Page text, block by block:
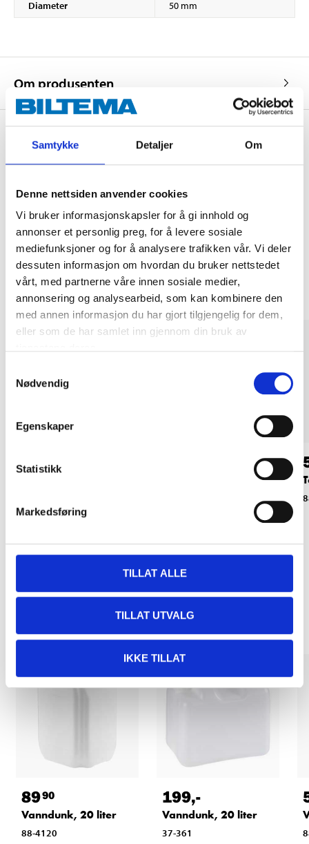
Samtykke Detaljer Om
Denne nettsiden anvender cookies
Vi bruker informasjonskapsler for å gi innhold og
annonser et personlig preg, for å levere sosiale
mediefunksjoner og for å analysere trafikken vår. Vi deler
dessuten informasjon om hvordan du bruker nettstedet
vårt, med partnerne våre innen sosiale medier,
annonsering og analysearbeid, som kan kombinere den
med annen informasjon du har gjort tilgjengelig for dem,
eller som de har samlet inn gjennom din bruk av
Nødvendig
Egenskaper
Statistikk
Markedsføring
TILLAT ALLE
TILLAT UTVALG
IKKE TILLAT
Diameter 50 mm
Om produsenten
Kjøp & Hent
Andre kunder har også kjøpt
59
Vanndunk, 20 liter
Relaterte produkter
8990
Vanndunk, 20 liter
88-4120
199,-
Vanndunk, 20 liter
37-361